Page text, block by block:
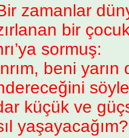
zamanlar
bir
sormuş:
beni
küçük ve